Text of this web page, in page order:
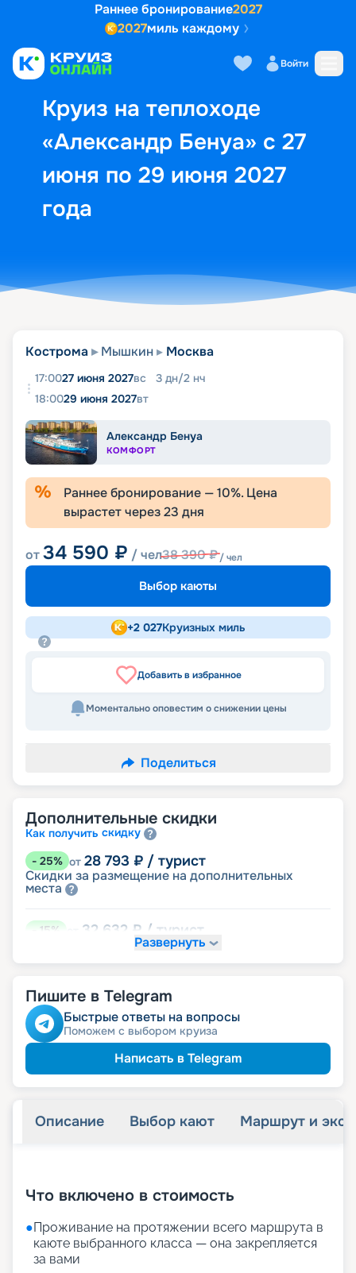
Раннее бронирование2027
2027миль каждому
Войти
Круиз на теплоходе
«Александр Бенуа» с 27
июня по 29 июня 2027
года
Выбор кают Маршрут и
Кострома Мышкин Москва
17:0027 июня 2027вс 3 дн/2 нч
18:0029 июня 2027вт
Александр Бенуа
КОМФОРТ
Раннее бронирование —10%. Цена
вырастет через23 дня
от34 590 ₽ / чел38 390₽/ чел
Выбор каюты
+2 027Круизных миль
Добавить в избранное
Моментально оповестим о снижении цены
Поделиться
Дополнительные скидки
Как получить скидку
- 25% от 28 793 ₽ / турист
Скидки за размещение на дополнительных
места
15% 32 632 ₽ / турист
34 551
Скидкамолодожёнам
Скидкаименинникам
Скидка на юбилей свадьбы, кратный 5-ти
годам
Развернуть
Пишите в Telegram
Быстрые ответы на вопросы
Поможем с выбором круиза
Написать в Telegram
Описание Выбор кают Маршрут и
Что включено в стоимость
●Проживание на протяжении всего маршрута в
каюте выбранного класса — она закрепляется
за вами